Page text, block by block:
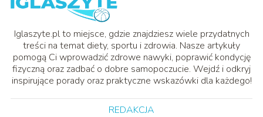
Iglaszyte.pl to miejsce, gdzie znajdziesz wiele przydatnych
treści na temat diety, sportu i zdrowia. Nasze artykuły
pomogą Ci wprowadzić zdrowe nawyki, poprawić kondycję
fizyczną oraz zadbać o dobre samopoczucie. Wejdź i odkryj
inspirujące porady oraz praktyczne wskazówki dla każdego!
REDAKCJA